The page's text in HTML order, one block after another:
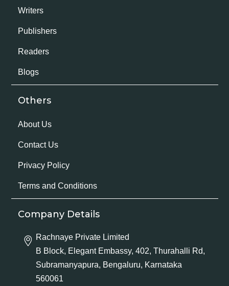
Writers
Publishers
Readers
Blogs
Others
About Us
Contact Us
Privacy Policy
Terms and Conditions
Company Details
Rachnaye Private Limited
B Block, Elegant Embassy, 402, Thurahalli Rd,
Subramanyapura, Bengaluru, Karnataka
560061